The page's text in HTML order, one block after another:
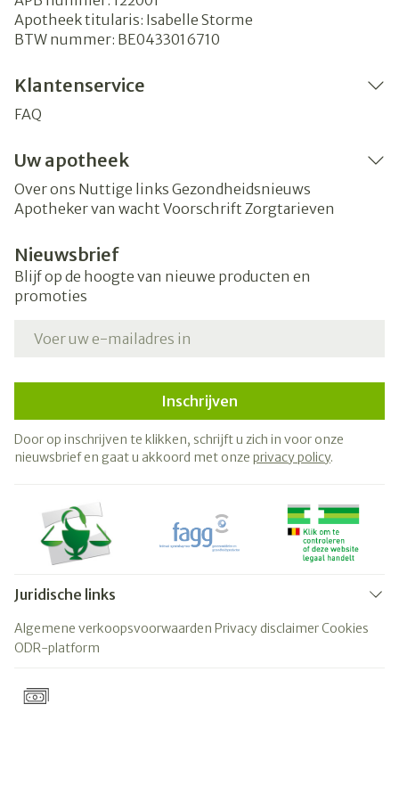
Apotheek titularis: Isabelle Storme
BTW nummer: BE0433016710
Klantenservice
FAQ
Uw apotheek
Over ons Nuttige links Gezondheidsnieuws
Apotheker van wacht Voorschrift Zorgtarieven
Nieuwsbrief
Blijf op de hoogte van nieuwe producten en
promoties
Inschrijven
Door op inschrijven te klikken, schrijft u zich in voor onze
nieuwsbrief en gaat u akkoord met onze privacy policy.
Juridische links
Algemene verkoopsvoorwaarden Privacy disclaimerCookies
ODR-platform